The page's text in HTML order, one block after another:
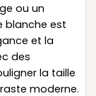
ou un
blanche est
et la
des
la taille
moderne.